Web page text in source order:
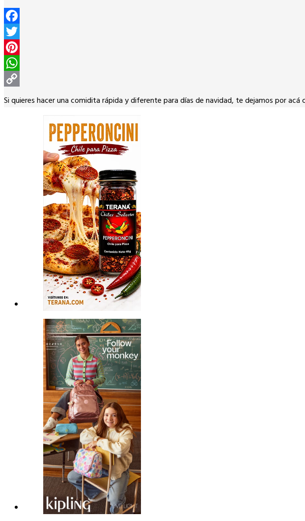
Facebook
Twitter
Pinterest
WhatsApp
Copy
Si quieres hacer una comidita rápida y diferente para días de navidad, te dejamos por